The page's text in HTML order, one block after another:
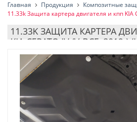
Главная Продукция
Композитные
11.33k Защита картера двигателя и кпп
11.33K ЗАЩИТА КАРТЕРА
KIA CERATO IV (V-ВСЕ,
6ММ)